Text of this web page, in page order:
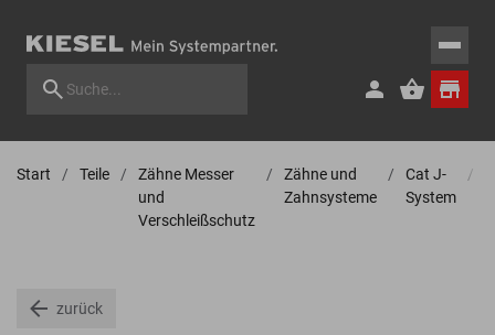
Start Teile
Zähne Messer
und
Verschleißschutz
Zähne und
Zahnsysteme
Cat J-
System
zurück